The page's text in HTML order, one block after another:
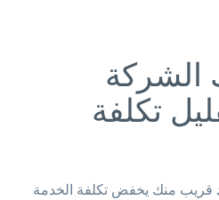
تكلفة
قريب منك يخفض تكلفة الخدمة